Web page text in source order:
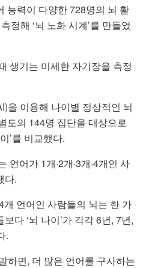
능력이 다양한 728명의 뇌 활
정해 ‘뇌 노화 시계’를 만들었
생기는 미세한 자기장을 측정
을 이용해 나이별 정상적인 뇌
도의 144명 집단을 대상으로
’를 비교했다.
언어가 1개·2개·3개·4개인 사
다.
개 언어인 사람들의 뇌는 한 가
다 ‘뇌 나이’가 각각 6년, 7년,
.
하면, 더 많은 언어를 구사하는